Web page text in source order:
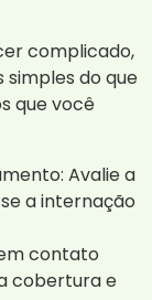
complicado,
do que
que você
Avalie a
a internação
contato
cobertura e